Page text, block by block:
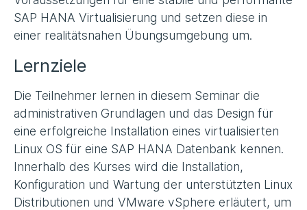
SAP HANA Virtualisierung und setzen diese in
einer realitätsnahen Übungsumgebung um.
Lernziele
Die Teilnehmer lernen in diesem Seminar die
administrativen Grundlagen und das Design für
eine erfolgreiche Installation eines virtualisierten
Linux OS für eine SAP HANA Datenbank kennen.
Innerhalb des Kurses wird die Installation,
Konfiguration und Wartung der unterstützten Linux
Distributionen und VMware vSphere erläutert, um